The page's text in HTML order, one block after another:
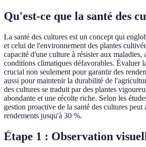
Qu'est-ce que la santé des
La santé des cultures est un concept qui
et celui de l'environnement des plantes
capacité d'une culture à résister aux maladies,
conditions climatiques défavorables. Évaluer
crucial non seulement pour garantir des
aussi pour maintenir la durabilité de
des cultures se traduit par des plantes
abondante et une récolte riche. Selon les
gestion proactive de la santé des cultures peut
rendements jusqu'à 30 %.
Étape 1 : Observation